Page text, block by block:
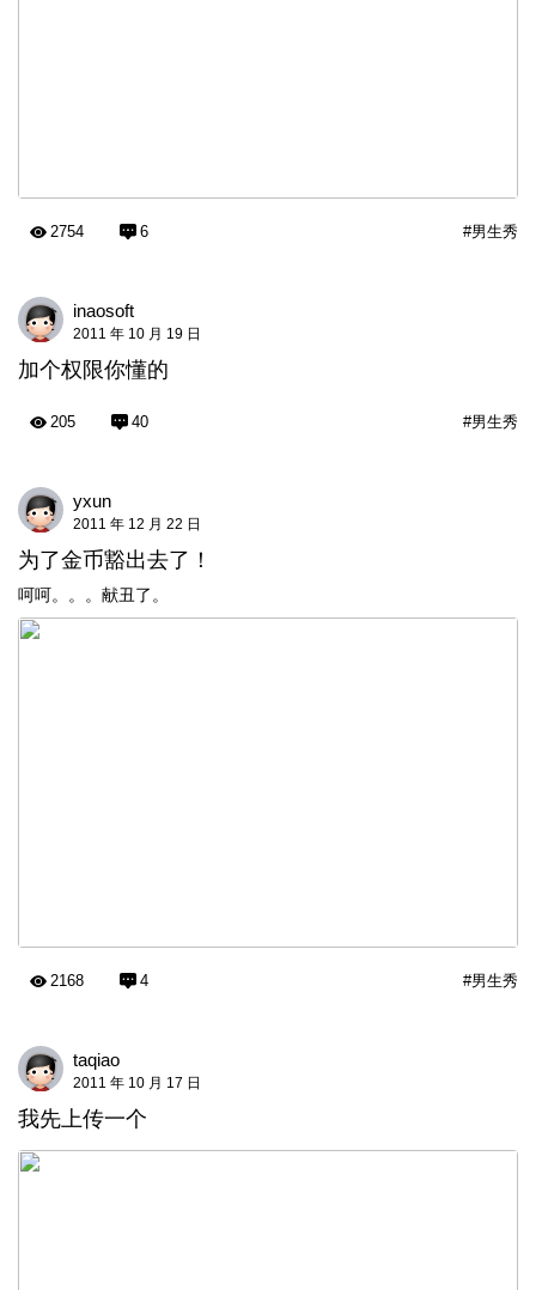
#男生秀
2754 6
inaosoft
2011 年 10 月 19 日
加个权限你懂的
#男生秀
205 40
yxun
2011 年 12 月 22 日
为了金币豁出去了！
呵呵。。。献丑了。
#男生秀
2168 4
taqiao
2011 年 10 月 17 日
我先上传一个